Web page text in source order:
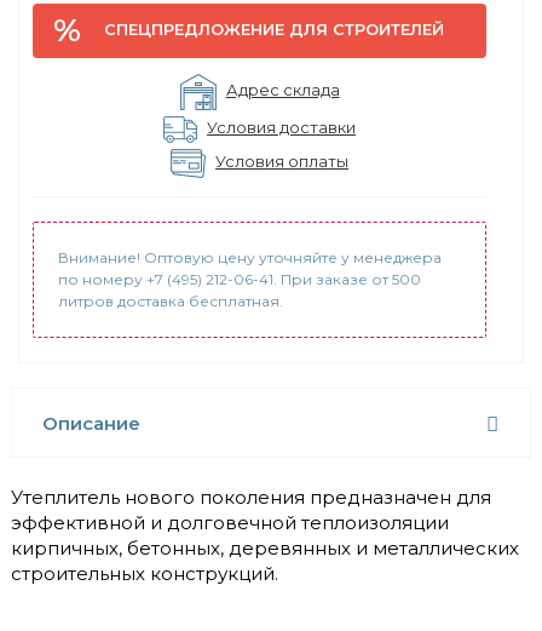
СПЕЦПРЕДЛОЖЕНИЕ ДЛЯ СТРОИТЕЛЕЙ
Адрес склада
Условия доставки
Условия оплаты
Внимание! Оптовую цену уточняйте у менеджера
по номеру +7 (495) 212-06-41. При заказе от 500
литров доставка бесплатная.
Описание
Утеплитель нового поколения предназначен для
эффективной и долговечной теплоизоляции
кирпичных, бетонных, деревянных и металлических
строительных конструкций.